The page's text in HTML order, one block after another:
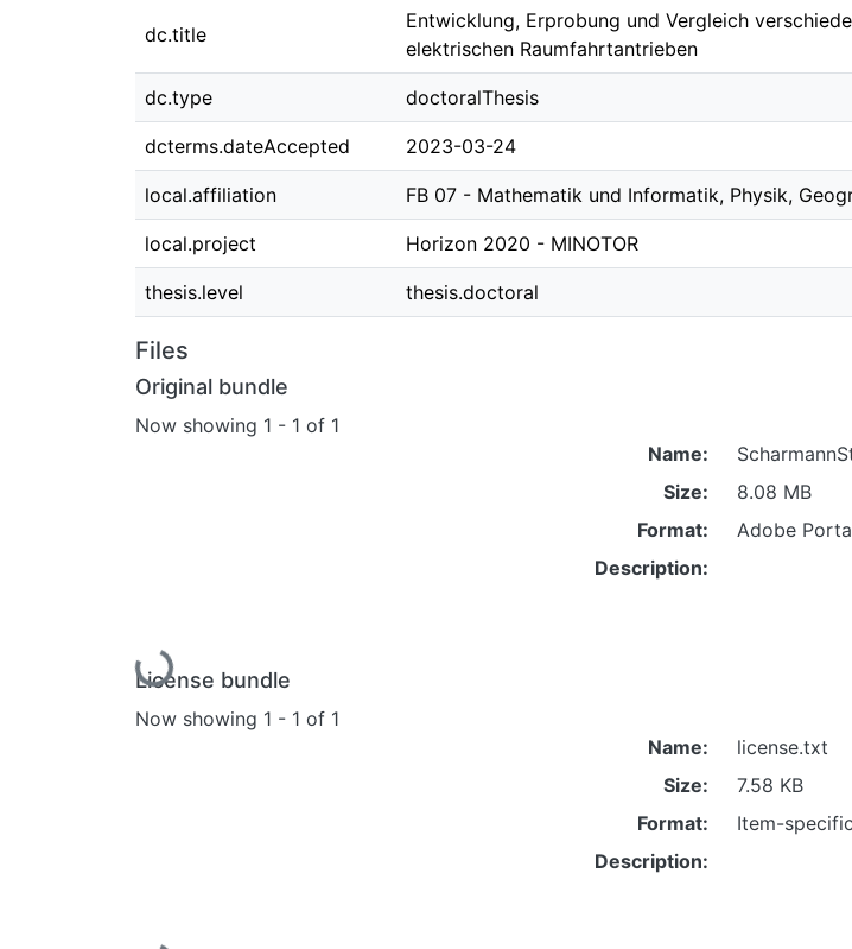
dc.title
Entwicklung, Erprobung und Vergleich
elektrischen Raumfahrtantrieben
dc.type doctoralThesis
dcterms.dateAccepted 2023-03-24
local.affiliation FB 07 - Mathematik und Informatik, Physik,
local.project Horizon 2020 - MINOTOR
thesis.level thesis.doctoral
Files
Original bundle
Now showing 1 - 1 of 1
Loading...
Name:
Size:
8.08 MB
Format:
Adobe
Description:
License bundle
Now showing 1 - 1 of 1
Name:
license.txt
Size:
7.58 KB
Format:
Item-
Description: